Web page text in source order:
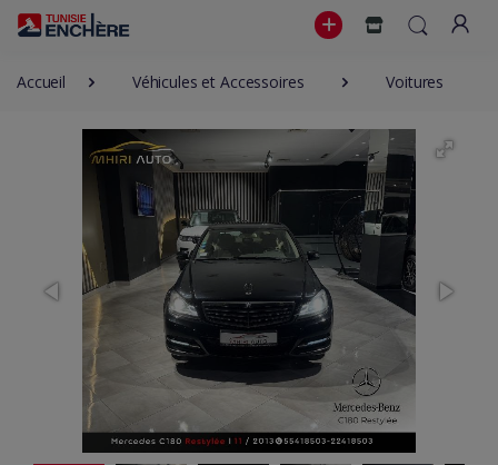
Accueil Véhicules et Accessoires Voitures